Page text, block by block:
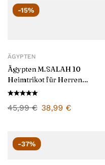
-15%
ÄGYPTEN
Ägypten M.SALAH 10
Heimtrikot für Herren
2025/26
45,99€ 38,99 €
-37%